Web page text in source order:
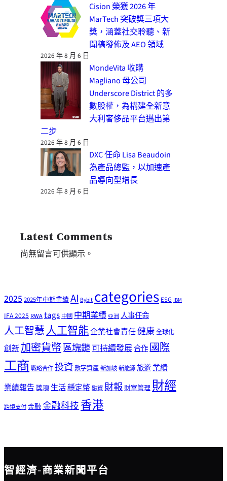
Cision 榮獲 2026 年
MarTech 突破獎三項大
獎，涵蓋社交聆聽、新
聞稿發佈及 AEO 領域
2026 年 8 月 6 日
MondeVita 收購
Magliano 母公司
Underscore District 的多
數股權，為構建全新意
大利奢侈品平台邁出第
二步
2026 年 8 月 6 日
DXC 任命 Lisa Beaudoin
為產品總監，以加速產
品導向型增長
2026 年 8 月 6 日
Latest Comments
尚無留言可供顯示。
2025 2025年中期業績AI Bybitcategories ESG IBM
IFA 2025 RWAtags 中國 中期業績 亞洲 人事任命
人工智慧人工智能企業社會責任健康全球化
創新加密貨幣區塊鏈可持續發展合作國際
工商 戰略合作投資數字資產新加坡新能源旅遊業績
業績報告 獎項生活穩定幣融資 財報 財富管理 財經
跨境支付金融 金融科技 香港
智經濟-商業新聞平台